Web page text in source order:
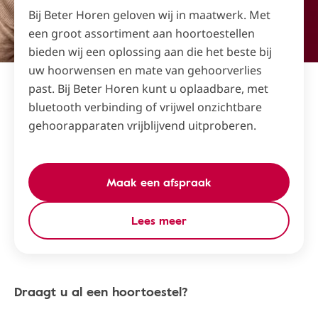
Bij Beter Horen geloven wij in maatwerk. Met
een groot assortiment aan hoortoestellen
bieden wij een oplossing aan die het beste bij
uw hoorwensen en mate van gehoorverlies
past. Bij Beter Horen kunt u oplaadbare, met
bluetooth verbinding of vrijwel onzichtbare
gehoorapparaten vrijblijvend uitproberen.
Maak een afspraak
Lees meer
Draagt u al een hoortoestel?